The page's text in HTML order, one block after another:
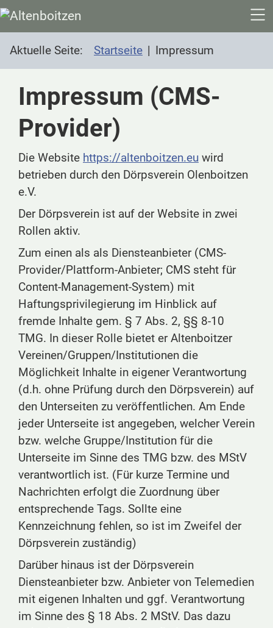
SKIP TO MAIN CONTENT
Aktuelle Seite: Startseite Impressum
Impressum (CMS-
Provider)
Die Website https://altenboitzen.eu wird
betrieben durch den Dörpsverein Olenboitzen
e.V.
Der Dörpsverein ist auf der Website in zwei
Rollen aktiv.
Zum einen als als Diensteanbieter (CMS-
Provider/Plattform-Anbieter; CMS steht für
Content-Management-System) mit
Haftungsprivilegierung im Hinblick auf
fremde Inhalte gem. § 7 Abs. 2, §§ 8-10
TMG. In dieser Rolle bietet er Altenboitzer
Vereinen/Gruppen/Institutionen die
Möglichkeit Inhalte in eigener Verantwortung
(d.h. ohne Prüfung durch den Dörpsverein) auf
den Unterseiten zu veröffentlichen. Am Ende
jeder Unterseite ist angegeben, welcher Verein
bzw. welche Gruppe/Institution für die
Unterseite im Sinne des TMG bzw. des MStV
verantwortlich ist. (Für kurze Termine und
Nachrichten erfolgt die Zuordnung über
entsprechende Tags. Sollte eine
Kennzeichnung fehlen, so ist im Zweifel der
Dörpsverein zuständig)
Darüber hinaus ist der Dörpsverein
Diensteanbieter bzw. Anbieter von Telemedien
mit eigenen Inhalten und ggf. Verantwortung
im Sinne des § 18 Abs. 2 MStV. Das dazu